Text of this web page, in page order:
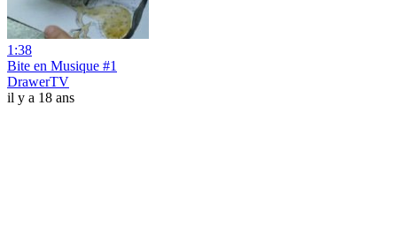
1:38
Bite en Musique #1
DrawerTV
il y a 18 ans